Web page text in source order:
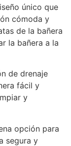
único que
cómoda y
de la bañera
la bañera a la
de drenaje
fácil y
y
opción para
segura y